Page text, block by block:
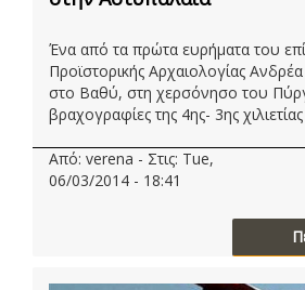
Ένα από τα πρώτα ευρήματα του
Προϊστορικής Αρχαιολογίας
στο Βαθύ, στη χερσόνησο του
βραχογραφίες της 4ης- 3ης χιλιετίας
Από: verena - Στις: Tue,
06/03/2014 - 18:41